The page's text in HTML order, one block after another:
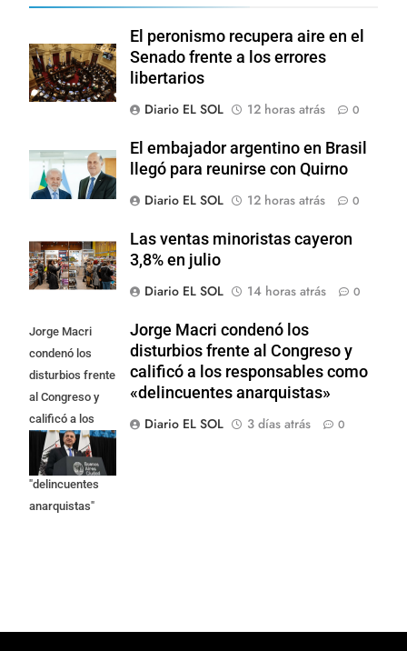
El peronismo recupera aire en el
Senado frente a los errores
libertarios
Diario EL SOL
12 horas atrás 0
El embajador argentino en Brasil
llegó para reunirse con Quirno
Diario EL SOL
12 horas atrás 0
Las ventas minoristas cayeron
3,8% en julio
Diario EL SOL
14 horas atrás 0
Jorge Macri
condenó los
disturbios frente
al Congreso y
calificó a los
responsables
como
"delincuentes
anarquistas"
Jorge Macri condenó los
disturbios frente al Congreso y
calificó a los responsables como
«delincuentes anarquistas»
Diario EL SOL
3 días atrás 0